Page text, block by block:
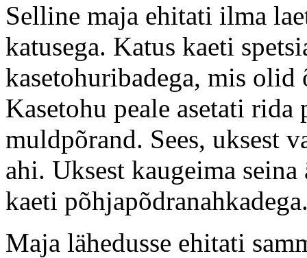
Selline maja ehitati ilma
katusega. Katus kaeti
kasetohuribadega, mis olid
Kasetohu peale asetati
muldpõrand. Sees, uksest
ahi. Uksest kaugeima
kaeti
Maja lähedusse ehitati